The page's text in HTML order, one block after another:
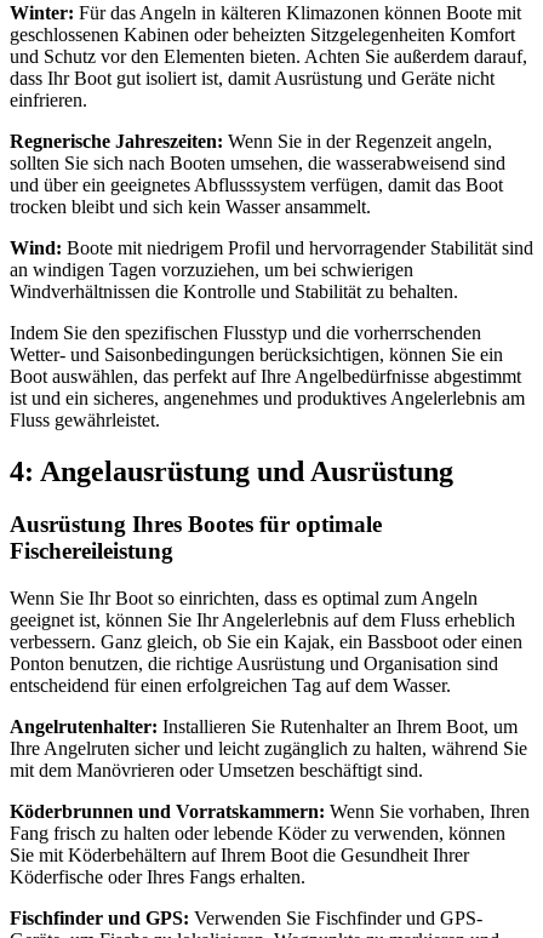
Winter: Für das Angeln in kälteren Klimazonen können Boote mit
geschlossenen Kabinen oder beheizten Sitzgelegenheiten Komfort
und Schutz vor den Elementen bieten. Achten Sie außerdem darauf,
dass Ihr Boot gut isoliert ist, damit Ausrüstung und Geräte nicht
einfrieren.
Regnerische Jahreszeiten: Wenn Sie in der Regenzeit angeln,
sollten Sie sich nach Booten umsehen, die wasserabweisend sind
und über ein geeignetes Abflusssystem verfügen, damit das Boot
trocken bleibt und sich kein Wasser ansammelt.
Wind: Boote mit niedrigem Profil und hervorragender Stabilität sind
an windigen Tagen vorzuziehen, um bei schwierigen
Windverhältnissen die Kontrolle und Stabilität zu behalten.
Indem Sie den spezifischen Flusstyp und die vorherrschenden
Wetter- und Saisonbedingungen berücksichtigen, können Sie ein
Boot auswählen, das perfekt auf Ihre Angelbedürfnisse abgestimmt
ist und ein sicheres, angenehmes und produktives Angelerlebnis am
Fluss gewährleistet.
4: Angelausrüstung und Ausrüstung
Ausrüstung Ihres Bootes für optimale
Fischereileistung
Wenn Sie Ihr Boot so einrichten, dass es optimal zum Angeln
geeignet ist, können Sie Ihr Angelerlebnis auf dem Fluss erheblich
verbessern. Ganz gleich, ob Sie ein Kajak, ein Bassboot oder einen
Ponton benutzen, die richtige Ausrüstung und Organisation sind
entscheidend für einen erfolgreichen Tag auf dem Wasser.
Angelrutenhalter: Installieren Sie Rutenhalter an Ihrem Boot, um
Ihre Angelruten sicher und leicht zugänglich zu halten, während Sie
mit dem Manövrieren oder Umsetzen beschäftigt sind.
Köderbrunnen und Vorratskammern: Wenn Sie vorhaben, Ihren
Fang frisch zu halten oder lebende Köder zu verwenden, können
Sie mit Köderbehältern auf Ihrem Boot die Gesundheit Ihrer
Köderfische oder Ihres Fangs erhalten.
Fischfinder und GPS: Verwenden Sie Fischfinder und GPS-